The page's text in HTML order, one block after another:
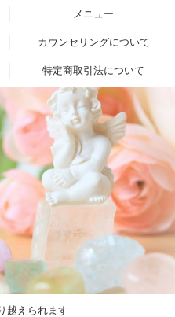
メニュー
カウンセリングについて
特定商取引法について
越えられます